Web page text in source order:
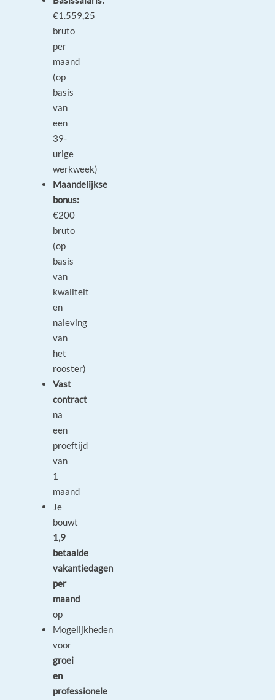
€1.559,25
bruto
per
maand
(op
basis
van
een
39-
urige
werkweek)
Maandelijkse
bonus:
€200
bruto
(op
basis
van
kwaliteit
en
naleving
van
het
rooster)
Vast
contract
na
een
proeftijd
van
1
maand
Je
bouwt
1,9
betaalde
vakantiedagen
per
maand
op
Mogelijkheden
voor
groei
en
professionele